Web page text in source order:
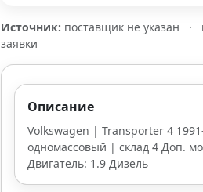
Источник: поставщик не указан ·
заявки
Описание
Volkswagen | Transporter 4
одномассовый | склад 4 Доп.
Двигатель: 1.9 Дизель